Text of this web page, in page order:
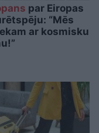
par Eiropas
“Mēs
ar kosmisku